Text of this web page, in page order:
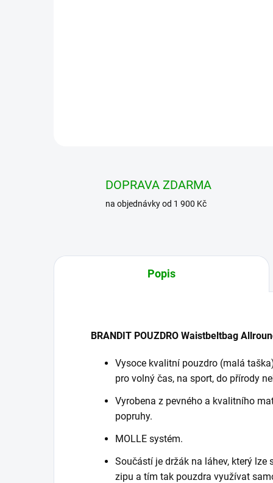
DOPRAVA ZDARMA
na objednávky od 1 900 Kč
Popis
BRANDIT POUZDRO Waistbeltbag
Vysoce kvalitní pouzdro (malá
pro volný čas, na sport, do přírody
Vyrobena z pevného a kvalitního
popruhy.
MOLLE systém.
Součástí je držák na láhev, který
zipu a tím tak pouzdra využívat